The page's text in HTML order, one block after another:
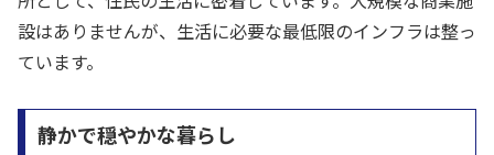
設はありませんが、生活に必要な最低限のインフラは整っ
ています。
静かで穏やかな暮らし